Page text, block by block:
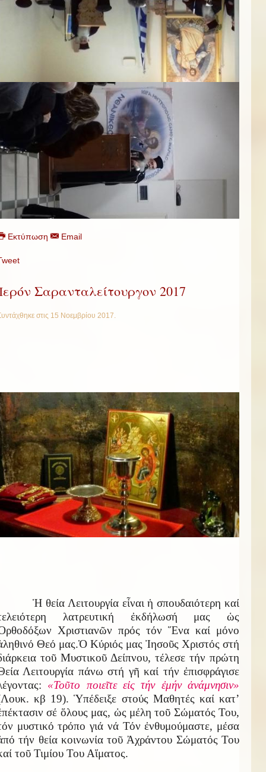
Εκτύπωση Email
Σαρανταλείτουργον 2017
στις 15 Νοεμβρίου 2017
Ἡ θεία Λειτουργία εἶναι ἡ σπουδαιότερη καί
λατρευτική ἐκδήλωσή μας ὡς
Χριστιανῶν πρός τόν Ἕνα καί μόνο
Θεό μας.Ὁ Κύριός μας Ἰησοῦς Χριστός στή
τοῦ Μυστικοῦ Δείπνου, τέλεσε τήν πρώτη
Λειτουργία πάνω στή γῆ καί τήν ἐπισφράγισε
«Τοῦτο ποιεῖτε εἰς τήν ἐμήν ἀνάμνησιν»
κβ 19). Ὑπέδειξε στούς Μαθητές καί κατ’
σέ ὅλους μας, ὡς μέλη τοῦ Σώματός Του,
μυστικό τρόπο γιά νά Τόν ἐνθυμούμαστε, μέσα
τήν θεία κοινωνία τοῦ Ἀχράντου Σώματός Του
τοῦ Τιμίου Του Αἵματος.